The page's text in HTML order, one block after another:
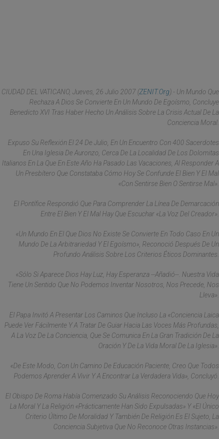
CIUDAD DEL VATICANO, Jueves, 26 Julio 2007 (ZENIT.org).- Un Mundo Que
Rechaza A Dios Se Convierte En Un Mundo De Egoísmo, Concluye
Benedicto XVI Tras Haber Hecho Un Análisis Sobre La Crisis Actual De La
Conciencia Moral.
Expuso Su Reflexión El 24 De Julio, En Un Encuentro Con 400 Sacerdotes
En Una Iglesia De Auronzo, Cerca De La Localidad De Los Dolomitas
Italianos En La Que En Este Año Ha Pasado Las Vacaciones, Al Responder A
Un Presbítero Que Constataba Cómo Hoy Se Confunde El Bien Y El Mal
«con Sentirse Bien O Sentirse Mal».
El Pontífice Respondió Que Para Comprender La Línea De Demarcación
Entre El Bien Y El Mal Hay Que Escuchar «la Voz Del Creador».
«Un Mundo En El Que Dios No Existe Se Convierte En Todo Caso En Un
Mundo De La Arbitrariedad Y El Egoísmo», Reconoció Después De Un
Profundo Análisis Sobre Los Criterios Éticos Dominantes.
«Sólo Si Aparece Dios Hay Luz, Hay Esperanza --Añadió--. Nuestra Vida
Tiene Un Sentido Que No Podemos Inventar Nosotros, Nos Precede, Nos
Lleva».
El Papa Invitó A Presentar Los Caminos Que Incluso La «conciencia Laica
Puede Ver Fácilmente Y A Tratar De Guiar Hacia Las Voces Más Profundas,
A La Voz De La Conciencia, Que Se Comunica En La Gran Tradición De La
Oración Y De La Vida Moral De La Iglesia».
«De Este Modo, Con Un Camino De Educación Paciente, Creo Que Todos
Podemos Aprender A Vivir Y A Encontrar La Verdadera Vida», Concluyó.
El Obispo De Roma Había Comenzado Su Análisis Reconociendo Que Hoy
La Moral Y La Religión «prácticamente Han Sido Expulsadas» Y «el Único
Criterio Último De Moralidad Y También De Religión Es El Sujeto, La
Conciencia Subjetiva Que No Reconoce Otras Instancias».